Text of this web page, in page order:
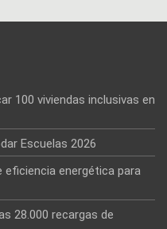
100 viviendas inclusivas en
Escuelas 2026
eficiencia energética para
28.000 recargas de